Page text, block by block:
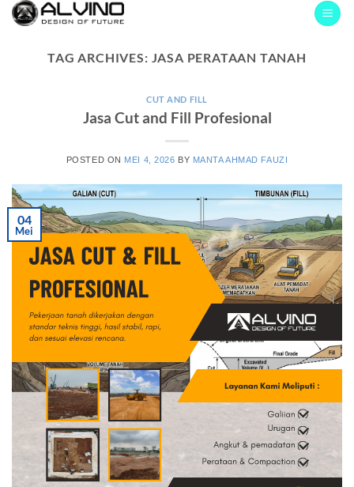
Skip
TAG ARCHIVES: JASA PERATAAN TANAH
CUT AND FILL
Jasa Cut and Fill Profesional
POSTED ON MEI 4, 2026 BY MANTA AHMAD FAUZI
04
Mei